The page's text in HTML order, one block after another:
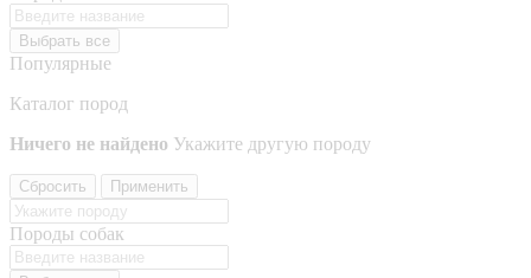
Выбрать все
Популярные
Каталог пород
Ничего не найдено Укажите другую породу
Сбросить Применить
Породы собак